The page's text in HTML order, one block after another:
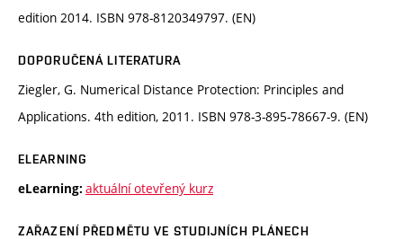
edition 2014. ISBN 978-8120349797. (EN)
DOPORUČENÁ LITERATURA
Ziegler, G. Numerical Distance Protection: Principles and
Applications. 4th edition, 2011. ISBN 978-3-895-78667-9. (EN)
ELEARNING
eLearning: aktuální otevřený kurz
ZAŘAZENÍ PŘEDMĚTU VE STUDIJNÍCH PLÁNECH